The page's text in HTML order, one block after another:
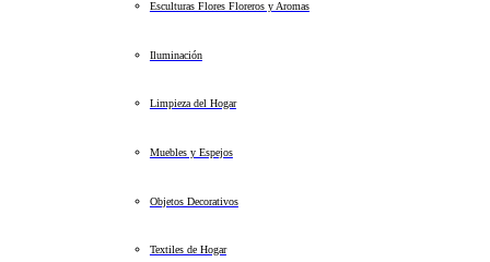
Esculturas Flores Floreros y Aromas
Iluminación
Limpieza del Hogar
Muebles y Espejos
Objetos Decorativos
Textiles de Hogar